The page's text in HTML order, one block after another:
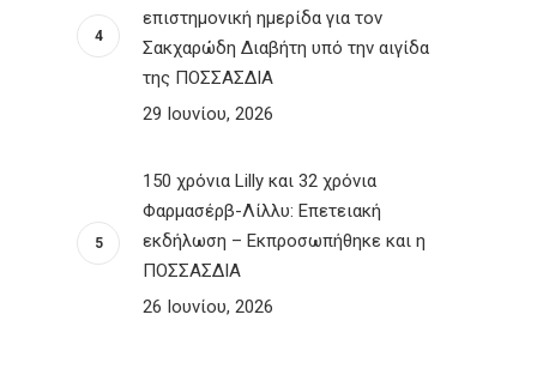
επιστημονική ημερίδα για τον
Σακχαρώδη Διαβήτη υπό την αιγίδα
της ΠΟΣΣΑΣΔΙΑ
29 Ιουνίου, 2026
150 χρόνια Lilly και 32 χρόνια
Φαρμασέρβ-Λίλλυ: Eπετειακή
εκδήλωση – Εκπροσωπήθηκε και η
ΠΟΣΣΑΣΔΙΑ
26 Ιουνίου, 2026